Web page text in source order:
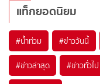
แท็กยอดนิยม
#น้ำท่วม #ข่าววันนี้
#ข่าวล่าสุด #ข่าวทั่วไป